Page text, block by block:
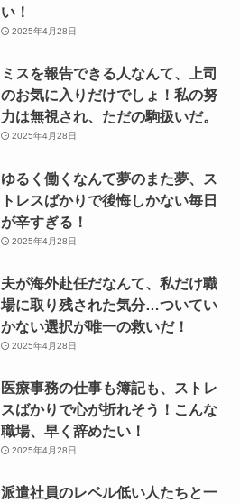
い！
2025年4月28日
ミスを報告できる人なんて、上司
のお気に入りだけでしょ！私の努
力は無視され、ただの駒扱いだ。
2025年4月28日
ゆるく働くなんて夢のまた夢、ス
トレスばかりで後悔しかない毎日
が辛すぎる！
2025年4月28日
夫が海外赴任だなんて、私だけ職
場に取り残された気分…ついてい
かない選択が唯一の救いだ！
2025年4月28日
医療事務の仕事も簿記も、ストレ
スばかりで心が折れそう！こんな
職場、早く辞めたい！
2025年4月28日
派遣社員のレベル低い人たちと一